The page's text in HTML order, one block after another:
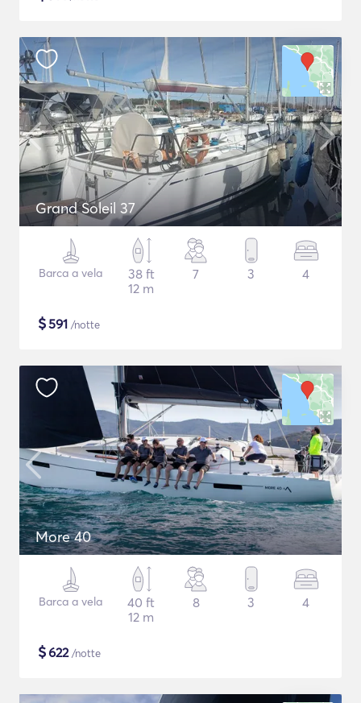
Grand Soleil 37
Barca a vela
38 ft
12 m
7 3 4
$591 /notte
More 40
Barca a vela
40 ft
12 m
8 3 4
$622/notte